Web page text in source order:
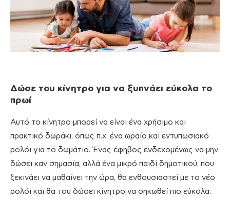
Δώσε του κίνητρο για να ξυπνάει εύκολα το
πρωί
Αυτό το κίνητρο μπορεί να είναι ένα χρήσιμο και
πρακτικό δωράκι, όπως π.χ. ένα ωραίο και εντυπωσιακό
ρολόι για το δωμάτιο. Ένας έφηβος ενδεχομένως να μην
δώσει καν σημασία, αλλά ένα μικρό παιδί δημοτικού, που
ξεκινάει να μαθαίνει την ώρα, θα ενθουσιαστεί με το νέο
ρολόι και θα του δώσει κίνητρο να σηκωθεί πιο εύκολα.